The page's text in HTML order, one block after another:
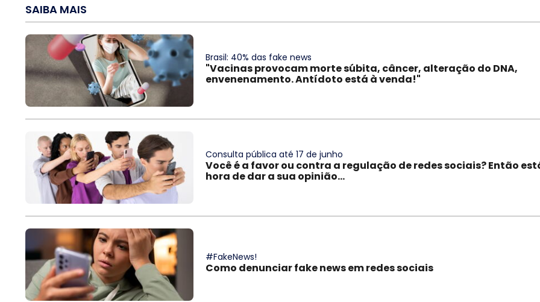
SAIBA MAIS
Brasil: 40% das fake news
"Vacinas provocam morte súbita, câncer, alteração do DNA,
envenenamento. Antídoto está à venda!"
Consulta pública até 17 de junho
Você é a favor ou contra a regulação de redes sociais? Então
hora de dar a sua opinião...
#FakeNews!
Como denunciar fake news em redes sociais